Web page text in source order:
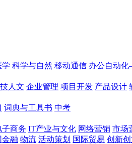
学 科学与自然 移动通信 办公自动
人文 企业管理 项目开发 产品设计
词典与工具书 中考
子商务 IT产业与文化 网络营销 市场
金融 物流 活动策划 国际贸易 创新